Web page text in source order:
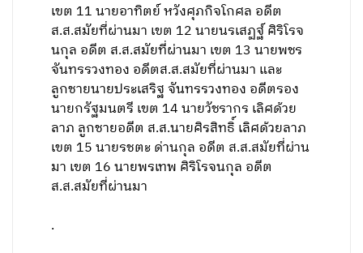
เขต 11 นายอาทิตย์ หวังศุภกิจโกศล อดีต
ส.ส.สมัยที่ผ่านมา เขต 12 นายนรเสฏฐ์ ศิริโรจ
นกุล อดีต ส.ส.สมัยที่ผ่านมา เขต 13 นายพชร
จันทรรวงทอง อดีตส.ส.สมัยที่ผ่านมา และ
ลูกชายนายประเสริฐ จันทรรวงทอง อดีตรอง
นายกรัฐมนตรี เขต 14 นายวัชรากร เลิศด้วย
ลาภ ลูกชายอดีต ส.ส.นายศิรสิทธิ์ เลิศด้วยลาภ
เขต 15 นายรชตะ ด่านกุล อดีต ส.ส.สมัยที่ผ่าน
มา เขต 16 นายพรเทพ ศิริโรจนกุล อดีต
ส.ส.สมัยที่ผ่านมา
.